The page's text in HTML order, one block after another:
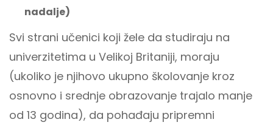
nadalje)
Svi strani učenici koji žele da studiraju na
univerzitetima u Velikoj Britaniji, moraju
(ukoliko je njihovo ukupno školovanje kroz
osnovno i srednje obrazovanje trajalo manje
od 13 godina), da pohađaju pripremni